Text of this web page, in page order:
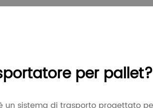
per pallet?